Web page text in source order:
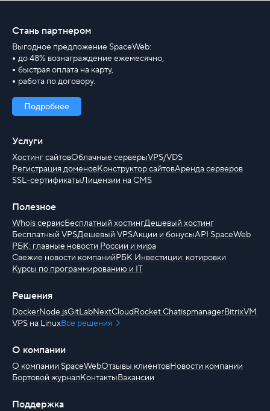
Стань партнером
Выгодное предложение SpaceWeb:
до 48% вознаграждение ежемесячно,
быстрая оплата на карту,
работа по договору.
Подробнее
Услуги
Хостинг сайтовОблачные серверыVPS/VDS
Регистрация доменовКонструктор сайтовАренда серверов
SSL-сертификатыЛицензии на CMS
Полезное
Whois сервисБесплатный хостингДешевый хостинг
Бесплатный VPSДешевый VPSАкции и бонусыAPI SpaceWeb
РБК: главные новости России и мира
Свежие новости компанийРБК Инвестиции: котировки
Курсы по программированию и IT
Решения
DockerNode.jsGitLabNextCloudRocket.ChatispmanagerBitrixVM
VPS на LinuxВсе решения
О компании
О компании SpaceWebОтзывы клиентовНовости компании
Бортовой журналКонтактыВакансии
Поддержка